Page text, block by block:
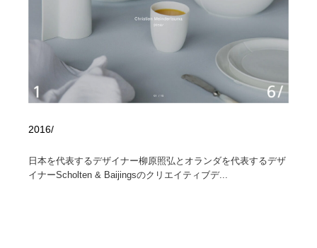
2016/
日本を代表するデザイナー柳原照弘とオランダを代表するデザ
イナーScholten & Baijingsのクリエイティブデ...